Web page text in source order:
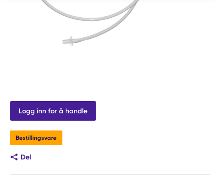
Logg inn for å handle
Bestillingsvare
Del